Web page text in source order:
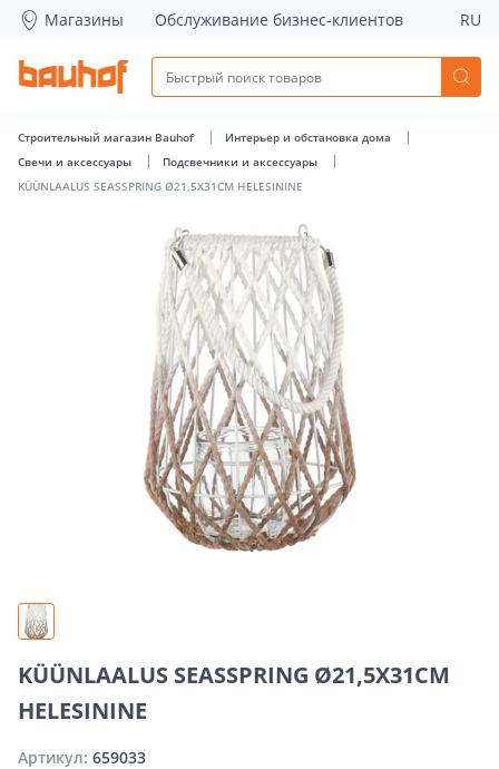
KÜÜNLAALUS SEASSPRING Ø21,5X31CM HELESININE -
Магазины Обслуживание бизнес-клиентов RU
Строительный магазин Bauhof
Интерьер и обстановка дома
Свечи и аксессуары
Подсвечники и аксессуары
KÜÜNLAALUS SEASSPRING Ø21,5X31CM HELESININE
KÜÜNLAALUS SEASSPRING Ø21,5X31CM
HELESININE
Артикул: 659033